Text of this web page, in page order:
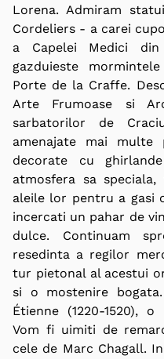
Lorena. Admiram
Cordeliers - a carei
a Capelei Medici
gazduieste
Porte de la Craffe.
Arte Frumoase si
sarbatorilor de
amenajate mai
decorate cu
atmosfera sa
aleile lor pentru a gasi
incercati un pahar de
dulce. Continuam
resedinta a regilor
tur pietonal al acestui
si o mostenire
Étienne (1220-1520),
Vom fi uimiti de
cele de Marc Chagall.